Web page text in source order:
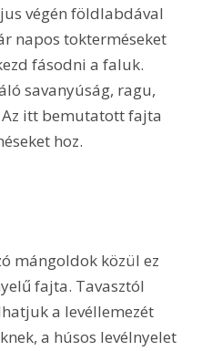
végén földlabdával
napos tokterméseket
fásodni a faluk.
savanyúság, ragu,
itt bemutatott fajta
hoz.
fajta. Tavasztól
a levéllemezét
a húsos levélnyelet